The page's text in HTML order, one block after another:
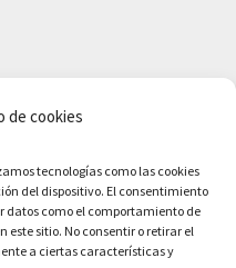
de cookies
tecnologías como las cookies
del dispositivo. El consentimiento
datos como el comportamiento de
este sitio. No consentir o retirar el
a ciertas características y
compra